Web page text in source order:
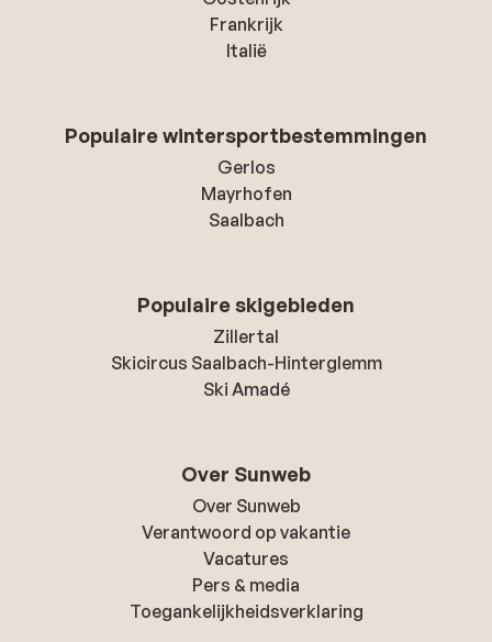
Frankrijk
Italië
Populaire wintersportbestemmingen
Gerlos
Mayrhofen
Saalbach
Populaire skigebieden
Zillertal
Skicircus Saalbach-Hinterglemm
Ski Amadé
Over Sunweb
Over Sunweb
Verantwoord op vakantie
Vacatures
Pers & media
Toegankelijkheidsverklaring